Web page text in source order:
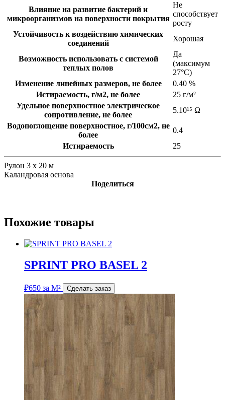
Влияние на развитие бактерий и
микроорганизмов на поверхности покрытия
Не
способствует
росту
Устойчивость к воздействию химических
соединений
Хорошая
Возможность использовать с системой
теплых полов
Да
(максимум
27°C)
Изменение линейных размеров, не более
0.40 %
Истираемость, г/м2, не более
25 г/м²
Удельное поверхностное электрическое
cопротивление, не более
5.10¹⁵ Ω
Водопоглощение поверхностное, г/100см2, не
более
0.4
Истираемость
25
Рулон 3 x 20 м
Каландровая основа
Поделиться
Похожие товары
SPRINT PRO BASEL 2
₽650 за М² Сделать заказ